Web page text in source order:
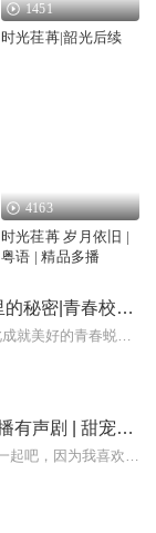
1451
时光荏苒|韶光后续
4163
时光荏苒 岁月依旧 |
粤语 | 精品多播
时光荏苒岁月依旧|甜比暗格里的秘密|青春校园高糖甜宠多人剧
时光荏苒，你我依旧 | 精品多播有声剧 | 甜宠文 | 校园青春 |